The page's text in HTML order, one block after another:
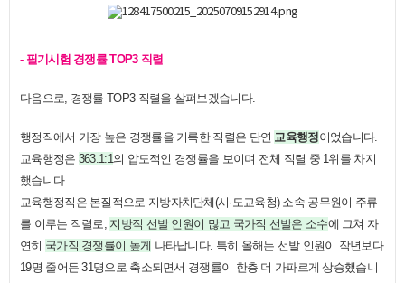
- 필기시험 경쟁률 TOP3 직렬
다음으로, 경쟁률 TOP3 직렬을 살펴보겠습니다.
행정직에서 가장 높은 경쟁률을 기록한 직렬은 단연 교육행정이었습니다.
교육행정은 363.1:1 의 압도적인 경쟁률을 보이며 전체 직렬 중 1위를 차지
했습니다.
교육행정직은 본질적으로 지방자치단체(시·도교육청) 소속 공무원이 주류
를 이루는 직렬로, 지방직 선발 인원이 많고 국가직 선발은 소수에 그쳐 자
연히 국가직 경쟁률이 높게 나타납니다. 특히 올해는 선발 인원이 작년보다
19명 줄어든 31명으로 축소되면서 경쟁률이 한층 더 가파르게 상승했습니